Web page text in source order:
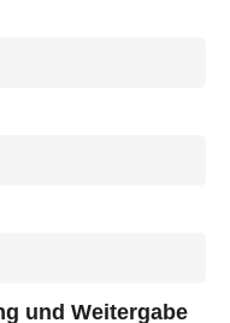
und Weitergabe